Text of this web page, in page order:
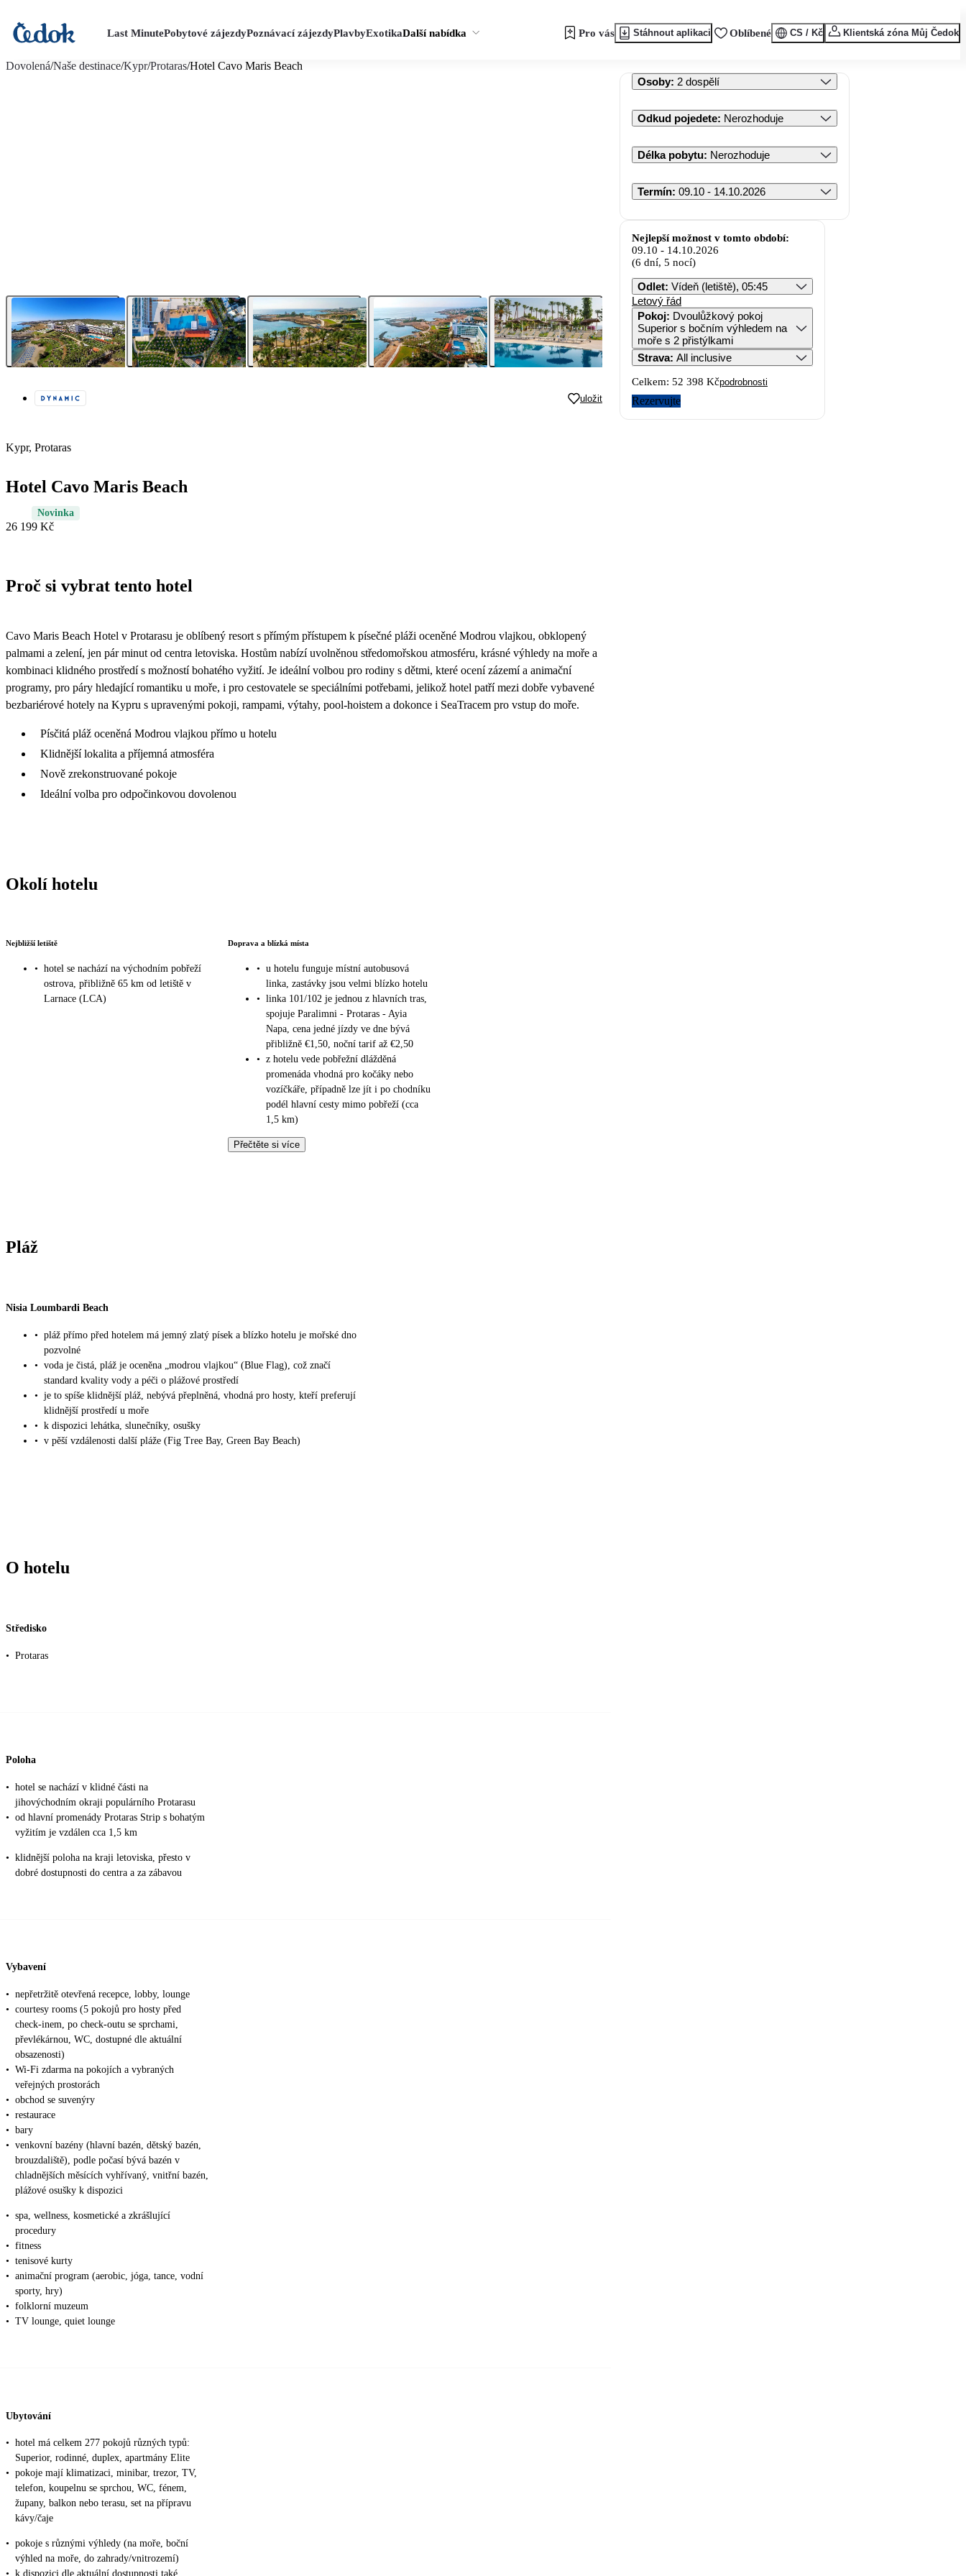
Last MinutePobytové zájezdyPoznávací zájezdyPlavbyExotikaDalší nabídka Pro vás Stáhnout aplikaci Oblíbené CS / Kč Klientská zóna Můj Čedok
Dovolená/Naše destinace/Kypr/Protaras/Hotel Cavo Maris Beach
uložit
Kypr, Protaras
Hotel Cavo Maris Beach
Novinka
26 199 Kč
Proč si vybrat tento hotel
Cavo Maris Beach Hotel v Protarasu je oblíbený resort s přímým přístupem k písečné pláži oceněné Modrou vlajkou, obklopený
palmami a zelení, jen pár minut od centra letoviska. Hostům nabízí uvolněnou středomořskou atmosféru, krásné výhledy na moře a
kombinaci klidného prostředí s možností bohatého vyžití. Je ideální volbou pro rodiny s dětmi, které ocení zázemí a animační
programy, pro páry hledající romantiku u moře, i pro cestovatele se speciálními potřebami, jelikož hotel patří mezi dobře vybavené
bezbariérové hotely na Kypru s upravenými pokoji, rampami, výtahy, pool-hoistem a dokonce i SeaTracem pro vstup do moře.
Písčitá pláž oceněná Modrou vlajkou přímo u hotelu
Klidnější lokalita a příjemná atmosféra
Nově zrekonstruované pokoje
Ideální volba pro odpočinkovou dovolenou
Okolí hotelu
Nejbližší letiště
• hotel se nachází na východním pobřeží
ostrova, přibližně 65 km od letiště v
Larnace (LCA)
Doprava a blízká místa
• u hotelu funguje místní autobusová
linka, zastávky jsou velmi blízko hotelu
• linka 101/102 je jednou z hlavních tras,
spojuje Paralimni - Protaras - Ayia
Napa, cena jedné jízdy ve dne bývá
přibližně €1,50, noční tarif až €2,50
• z hotelu vede pobřežní dlážděná
promenáda vhodná pro kočáky nebo
vozíčkáře, případně lze jít i po chodníku
podél hlavní cesty mimo pobřeží (cca
1,5 km)
Přečtěte si více
Pláž
Nisia Loumbardi Beach
• pláž přímo před hotelem má jemný zlatý písek a blízko hotelu je mořské dno
pozvolné
• voda je čistá, pláž je oceněna „modrou vlajkou“ (Blue Flag), což značí
standard kvality vody a péči o plážové prostředí
• je to spíše klidnější pláž, nebývá přeplněná, vhodná pro hosty, kteří preferují
klidnější prostředí u moře
• k dispozici lehátka, slunečníky, osušky
• v pěší vzdálenosti další pláže (Fig Tree Bay, Green Bay Beach)
O hotelu
Středisko
• Protaras
Poloha
• hotel se nachází v klidné části na
jihovýchodním okraji populárního Protarasu
• od hlavní promenády Protaras Strip s bohatým
vyžitím je vzdálen cca 1,5 km
• klidnější poloha na kraji letoviska, přesto v
dobré dostupnosti do centra a za zábavou
Vybavení
• nepřetržitě otevřená recepce, lobby, lounge
• courtesy rooms (5 pokojů pro hosty před
check-inem, po check-outu se sprchami,
převlékárnou, WC, dostupné dle aktuální
obsazenosti)
• Wi-Fi zdarma na pokojích a vybraných
veřejných prostorách
• obchod se suvenýry
• restaurace
• bary
• venkovní bazény (hlavní bazén, dětský bazén,
brouzdaliště), podle počasí bývá bazén v
chladnějších měsících vyhřívaný, vnitřní bazén,
plážové osušky k dispozici
• spa, wellness, kosmetické a zkrášlující
procedury
• fitness
• tenisové kurty
• animační program (aerobic, jóga, tance, vodní
sporty, hry)
• folklorní muzeum
• TV lounge, quiet lounge
Ubytování
• hotel má celkem 277 pokojů různých typů:
Superior, rodinné, duplex, apartmány Elite
• pokoje mají klimatizaci, minibar, trezor, TV,
telefon, koupelnu se sprchou, WC, fénem,
župany, balkon nebo terasu, set na přípravu
kávy/čaje
• pokoje s různými výhledy (na moře, boční
výhled na moře, do zahrady/vnitrozemí)
• k dispozici dle aktuální dostupnosti také
Osoby: 2 dospělí
Odkud pojedete: Nerozhoduje
Délka pobytu: Nerozhoduje
Termín: 09.10 - 14.10.2026
Nejlepší možnost v tomto období:
09.10 - 14.10.2026
(6 dní, 5 nocí)
Odlet: Vídeň (letiště), 05:45
Letový řád
Pokoj: Dvoulůžkový pokoj
Superior s bočním výhledem na
moře s 2 přistýlkami
Strava: All inclusive
Celkem: 52 398 Kčpodrobnosti
Rezervujte